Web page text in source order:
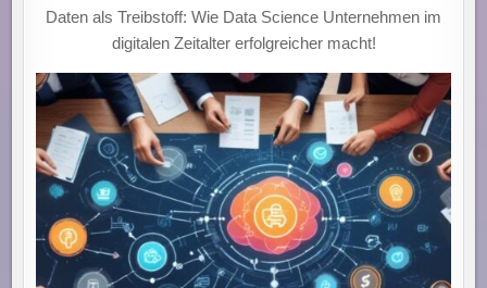
Daten als Treibstoff: Wie Data Science Unternehmen im
digitalen Zeitalter erfolgreicher macht!